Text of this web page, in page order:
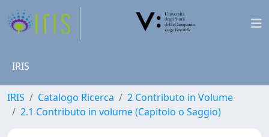
IRIS
IRIS Catalogo Ricerca
2 Contributo in Volume
2.1 Contributo in volume (Capitolo o Saggio)